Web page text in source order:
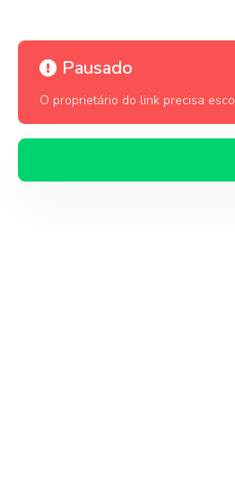
Pausado
O proprietário do link precisa